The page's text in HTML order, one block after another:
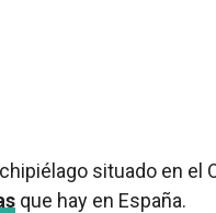
situado en
que hay en España.